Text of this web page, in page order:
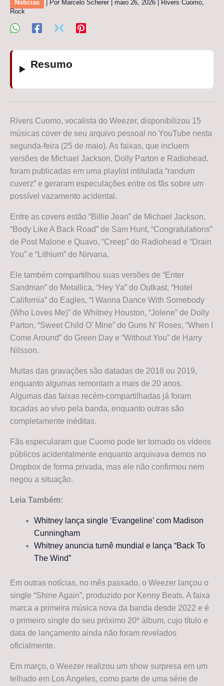
Notícias | Por Marcelo Scherer maio 26, 2026 Rivers Cuomo,
Rock
Resumo
Rivers Cuomo, vocalista do Weezer, disponibilizou 15
músicas cover de seu arquivo pessoal no YouTube nesta
segunda-feira (25 de maio). As faixas, que incluem
versões de Michael Jackson, Dolly Parton e Radiohead,
foram publicadas em uma playlist intitulada “randum
cuverz” e geraram especulações entre os fãs sobre um
possível vazamento acidental.
Entre as covers estão “Billie Jean” de Michael Jackson,
“Body Like A Back Road” de Sam Hunt, “Congratulations”
de Post Malone e Quavo, “Creep” do Radiohead e “Drain
You” e “Lithium” do Nirvana.
Ele também compartilhou suas versões de “Enter
Sandman” do Metallica, “Hey Ya” do Outkast, “Hotel
California” do Eagles, “I Wanna Dance With Somebody
(Who Loves Me)” de Whitney Houston, “Jolene” de Dolly
Parton, “Sweet Child O’ Mine” do Guns N’ Roses, “When I
Come Around” do Green Day e “Without You” de Harry
Nilsson.
Muitas das gravações são datadas de 2018 ou 2019,
enquanto algumas remontam a mais de 20 anos.
Algumas das faixas recém-compartilhadas já foram
tocadas ao vivo pela banda, enquanto outras são
completamente inéditas.
Fãs especularam que Cuomo pode ter tornado os vídeos
públicos acidentalmente enquanto arquivava demos no
Dropbox de forma privada, mas ele não confirmou nem
negou a situação.
Leia Também:
Whitney lança single ‘Evangeline’ com Madison
Cunningham
Whitney anuncia turnê mundial e lança “Back To
The Wind”
Em outras notícias, no mês passado, o Weezer lançou o
single “Shine Again”, produzido por Kenny Beats. A faixa
marca a primeira música nova da banda desde 2022 e é
o primeiro single do seu próximo 20º álbum, cujo título e
data de lançamento ainda não foram revelados
oficialmente.
Em março, o Weezer realizou um show surpresa em um
telhado em Los Angeles, como parte de uma série de